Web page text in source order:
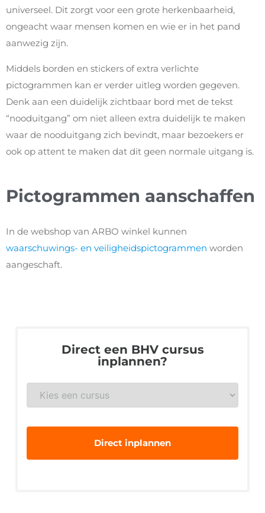
universeel. Dit zorgt voor een grote herkenbaarheid,
ongeacht waar mensen komen en wie er in het pand
aanwezig zijn.
Middels borden en stickers of extra verlichte
pictogrammen kan er verder uitleg worden gegeven.
Denk aan een duidelijk zichtbaar bord met de tekst
“nooduitgang” om niet alleen extra duidelijk te maken
waar de nooduitgang zich bevindt, maar bezoekers er
ook op attent te maken dat dit geen normale uitgang is.
Pictogrammen aanschaffen
In de webshop van ARBO winkel kunnen
waarschuwings- en veiligheidspictogrammen worden
aangeschaft.
Direct een BHV cursus
inplannen?